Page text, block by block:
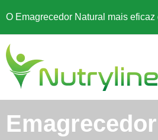
O Emagrecedor Natural mais eficaz